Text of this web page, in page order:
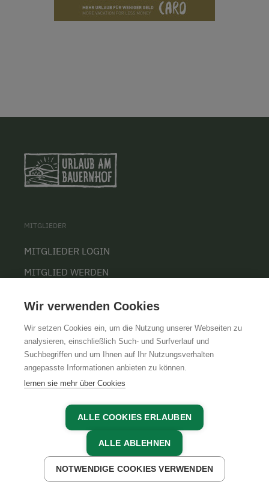
JETZT ANFRAGEN
MITGLIEDER
MITGLIEDER LOGIN
MITGLIED WERDEN
INFORMATIONEN
NACHHALTIGKEIT
KONTAKT
PRESSE
BARRIEREFREIHEIT
COOKIE EINSTELLUNGEN
Wir verwenden Cookies
Wir setzen Cookies ein, um die Nutzung unserer Webseiten zu
analysieren, einschließlich Such- und Surfverlauf und
Suchbegriffen und um Ihnen auf Ihr Nutzungsverhalten
angepasste Informationen anbieten zu können.
lernen sie mehr über Cookies
ALLE COOKIES ERLAUBEN
ALLE ABLEHNEN
NOTWENDIGE COOKIES VERWENDEN